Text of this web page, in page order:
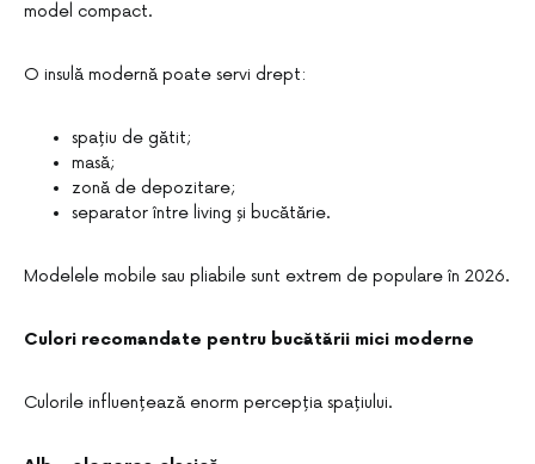
model compact.
O insulă modernă poate servi drept:
spațiu de gătit;
masă;
zonă de depozitare;
separator între living și bucătărie.
Modelele mobile sau pliabile sunt extrem de populare în 2026.
Culori recomandate pentru bucătării mici moderne
Culorile influențează enorm percepția spațiului.